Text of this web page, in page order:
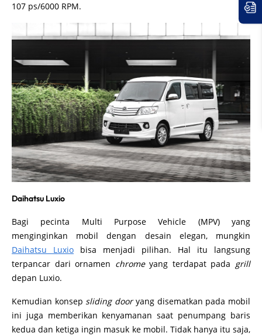
107 ps/6000 RPM.
Daihatsu Luxio
Bagi pecinta Multi Purpose Vehicle (MPV) yang
menginginkan mobil dengan desain elegan, mungkin
Daihatsu Luxio bisa menjadi pilihan. Hal itu langsung
terpancar dari ornamen chromeyang terdapat pada grill
depan Luxio.
Kemudian konsep sliding dooryang disematkan pada mobil
ini juga memberikan kenyamanan saat penumpang baris
kedua dan ketiga ingin masuk ke mobil. Tidak hanya itu saja,